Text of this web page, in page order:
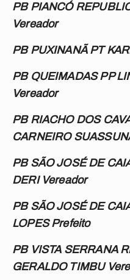
PB PIANCÓ
Vereador
PB PUXINANÃ PT
PB QUEIMADAS PP
Vereador
PB RIACHO DOS
CARNEIRO
PB SÃO JOSÉ DE
DERI Vereador
PB SÃO JOSÉ DE
LOPES Prefeito
PB VISTA SERRANA
GERALDO TIMBU